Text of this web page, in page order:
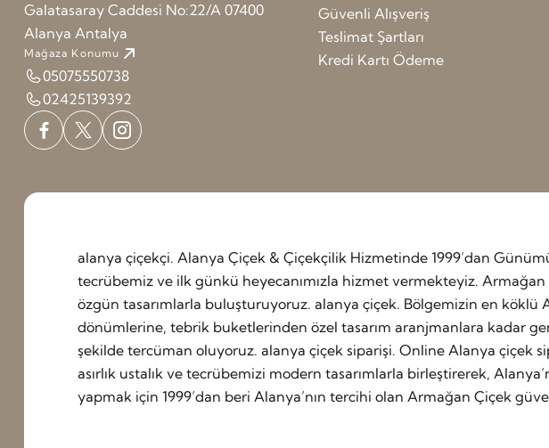
Galatasaray Caddesi No:22/A 07400
Alanya Antalya
Mağaza Konumu
05075550738
02425139392
Güvenli Alışveriş
Teslimat Şartları
Kredi Kartı Ödeme
alanya çiçekçi. Alanya Çiçek & Çiçekçilik Hizmetinde 1999’dan
tecrübemiz ve ilk günkü heyecanımızla hizmet vermekteyiz.
özgün tasarımlarla buluşturuyoruz. alanya çiçek. Bölgemizin en
dönümlerine, tebrik buketlerinden özel tasarım aranjmanlara kadar
şekilde tercüman oluyoruz. alanya çiçek siparişi. Online Alanya çiçek
asırlık ustalık ve tecrübemizi modern tasarımlarla birleştirerek,
yapmak için 1999’dan beri Alanya’nın tercihi olan Armağan Çiçek